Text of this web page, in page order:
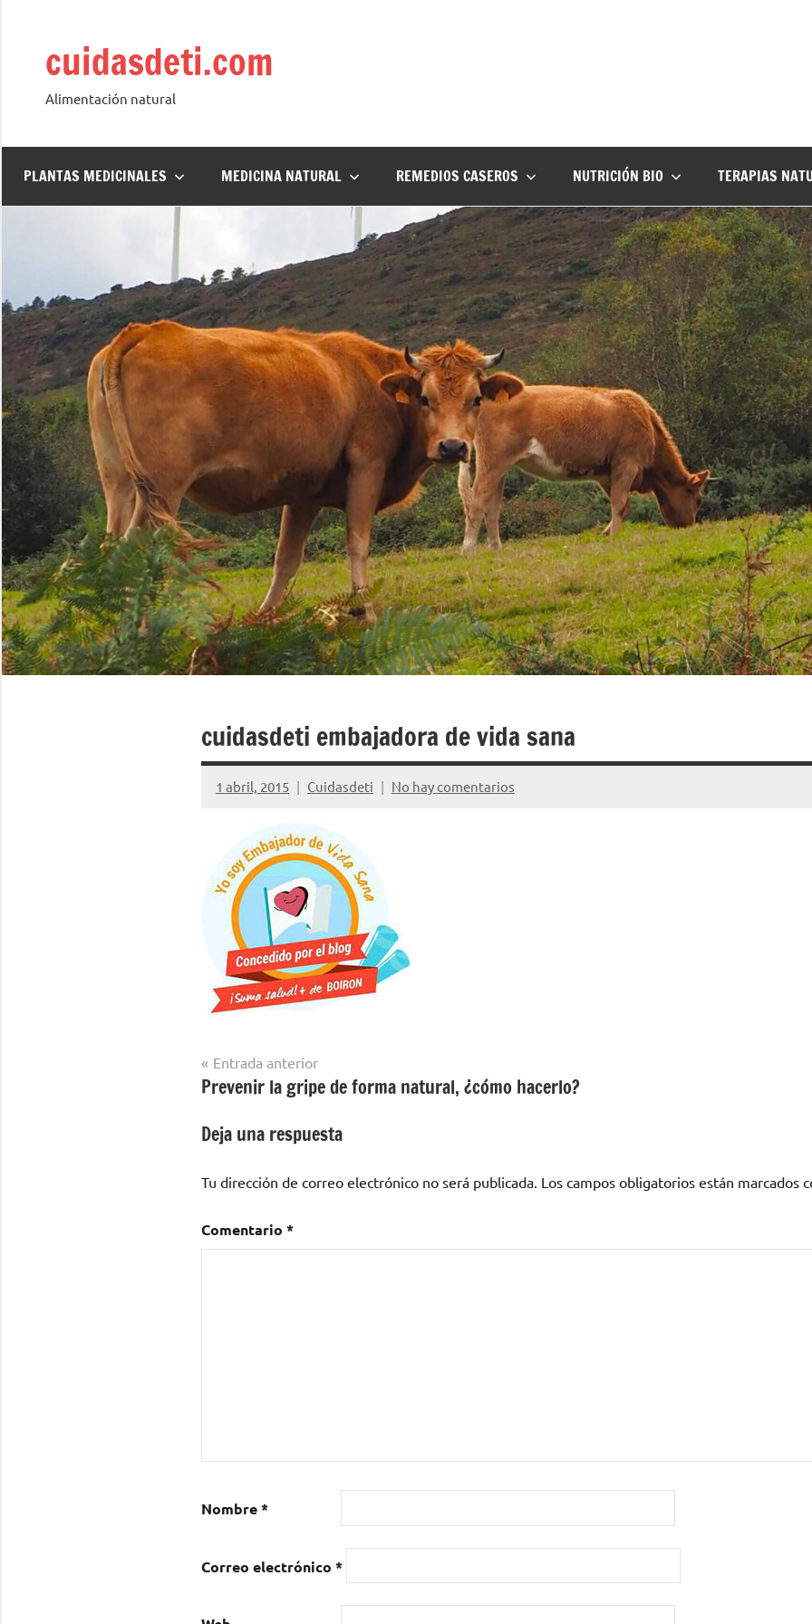
contenidocuidasdeti.com
Alimentación natural
PLANTAS MEDICINALES MEDICINA NATURAL REMEDIOS CASEROS NUTRICIÓN BIO TERAPIAS
cuidasdeti embajadora de vida sana
1 abril, 2015 Cuidasdeti No hay comentarios
Navegación
de
entradas
Entrada anterior
Prevenir la gripe de forma natural, ¿cómo hacerlo?
Deja una respuesta
Tu dirección de correo electrónico no será publicada. Los campos obligatorios están marcados
Comentario *
Nombre*
Correo electrónico *